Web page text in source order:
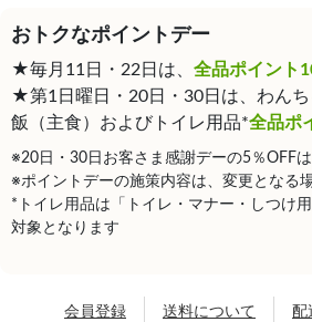
おトクなポイントデー
★毎月11日・22日は、 全品ポイント
★第1日曜日・20日・30日は、わん
飯（主食）およびトイレ用品*全品ポ
※20日・30日お客さま感謝デーの5％OFFは
※ポイントデーの施策内容は、変更となる
*トイレ用品は「トイレ・マナー・しつけ
対象となります
会員登録 送料について 配